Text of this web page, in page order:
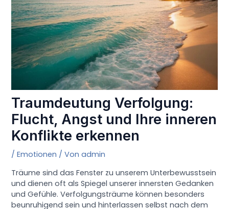
U
Traumdeutung Verfolgung:
Flucht, Angst und Ihre inneren
Konflikte erkennen
/Emotionen / Vonadmin
Träume sind das Fenster zu unserem Unterbewusstsein
und dienen oft als Spiegel unserer innersten Gedanken
und Gefühle. Verfolgungsträume können besonders
beunruhigend sein und hinterlassen selbst nach dem